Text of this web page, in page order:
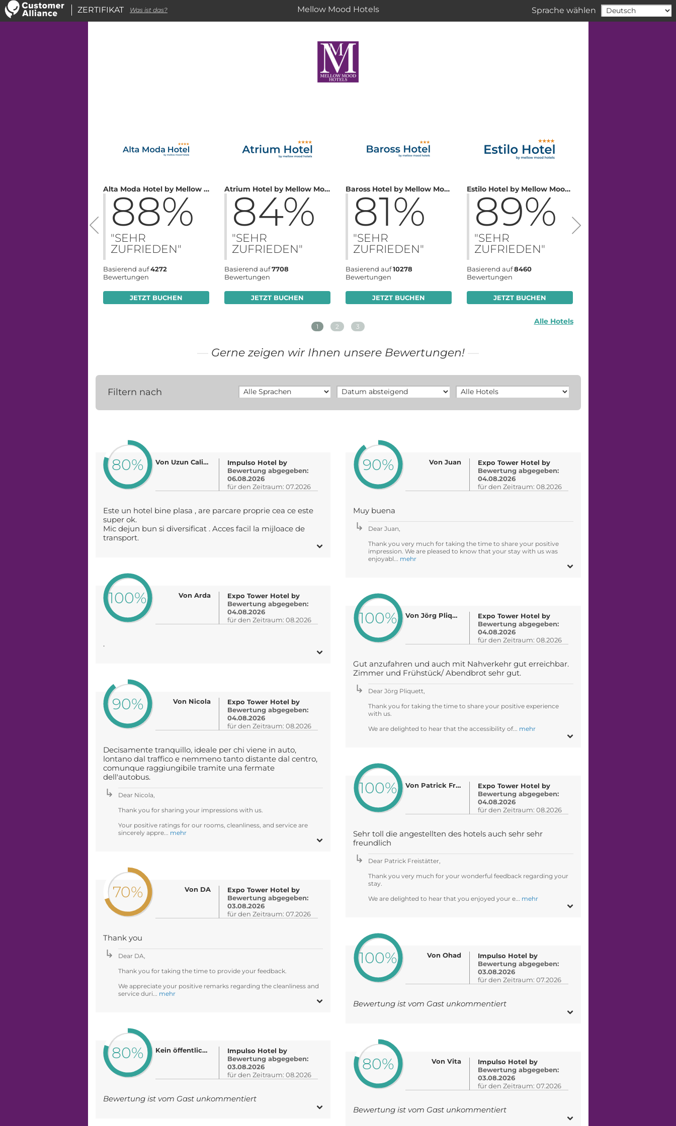
Mellow Mood Hotels Sprache wählen
Alta Moda Hotel by Mellow Mood Hotels
88%
"SEHR
ZUFRIEDEN"
Basierend auf4272
Bewertungen
JETZT BUCHEN
Atrium Hotel by Mellow Mood Hotels
84%
"SEHR
ZUFRIEDEN"
Basierend auf7708
Bewertungen
JETZT BUCHEN
Baross Hotel by Mellow Mood Hotels
81%
"SEHR
ZUFRIEDEN"
Basierend auf10278
Bewertungen
JETZT BUCHEN
Estilo Hotel by Mellow Mood Hotels
89%
"SEHR
ZUFRIEDEN"
Basierend auf8460
Bewertungen
JETZT BUCHEN
1 2 3
Alle Hotels
Gerne zeigen wir Ihnen unsere Bewertungen!
Filtern nach
80% Von Uzun Calin-Pavel
Impulso Hotel by
Bewertung abgegeben:
06.08.2026
für den Zeitraum: 07.2026
Este un hotel bine plasa , are parcare proprie cea ce este
super ok.
Mic dejun bun si diversificat . Acces facil la mijloace de
transport.
100% Von Arda
Expo Tower Hotel by
Bewertung abgegeben:
04.08.2026
für den Zeitraum: 08.2026
.
90% Von Nicola
Expo Tower Hotel by
Bewertung abgegeben:
04.08.2026
für den Zeitraum: 08.2026
Decisamente tranquillo, ideale per chi viene in auto,
lontano dal traffico e nemmeno tanto distante dal centro,
comunque raggiungibile tramite una fermate
dell'autobus.
Dear Nicola,
Thank you for sharing your impressions with us.
Your positive ratings for our rooms, cleanliness, and service are
sincerely appre... mehr
70% Von DA
Expo Tower Hotel by
Bewertung abgegeben:
03.08.2026
für den Zeitraum: 07.2026
Thank you
Dear DA,
Thank you for taking the time to provide your feedback.
We appreciate your positive remarks regarding the cleanliness and
service duri... mehr
80% Kein öffentlicher Name
Impulso Hotel by
Bewertung abgegeben:
03.08.2026
für den Zeitraum: 08.2026
Bewertung ist vom Gast unkommentiert
90% Von Juan
Expo Tower Hotel by
Bewertung abgegeben:
04.08.2026
für den Zeitraum: 08.2026
Muy buena
Dear Juan,
Thank you very much for taking the time to share your positive
impression. We are pleased to know that your stay with us was
enjoyabl... mehr
100% Von Jörg Pliquett
Expo Tower Hotel by
Bewertung abgegeben:
04.08.2026
für den Zeitraum: 08.2026
Gut anzufahren und auch mit Nahverkehr gut erreichbar.
Zimmer und Frühstück/ Abendbrot sehr gut.
Dear Jörg Pliquett,
Thank you for taking the time to share your positive experience
with us.
We are delighted to hear that the accessibility of... mehr
100% Von Patrick Freistätter
Expo Tower Hotel by
Bewertung abgegeben:
04.08.2026
für den Zeitraum: 08.2026
Sehr toll die angestellten des hotels auch sehr sehr
freundlich
Dear Patrick Freistätter,
Thank you very much for your wonderful feedback regarding your
stay.
We are delighted to hear that you enjoyed your e... mehr
100% Von Ohad
Impulso Hotel by
Bewertung abgegeben:
03.08.2026
für den Zeitraum: 07.2026
Bewertung ist vom Gast unkommentiert
80% Von Vita
Impulso Hotel by
Bewertung abgegeben:
03.08.2026
für den Zeitraum: 07.2026
Bewertung ist vom Gast unkommentiert
ZERTIFIKAT Was ist das?